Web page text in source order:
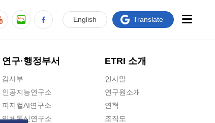
연구·행정부서
감사부
인공지능연구소
피지컬AI연구소
입체통신연구소
ETRI 소개
인사말
연구원소개
연혁
조직도
English Translate